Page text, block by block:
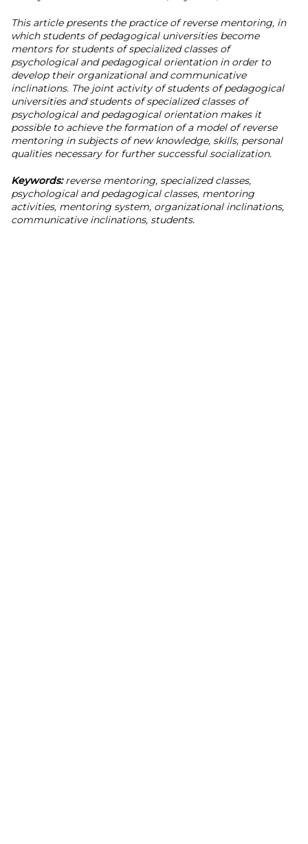
This article presents the practice of reverse mentoring, in
which students of pedagogical universities become
mentors for students of specialized classes of
psychological and pedagogical orientation in order to
develop their organizational and communicative
inclinations. The joint activity of students of pedagogical
universities and students of specialized classes of
psychological and pedagogical orientation makes it
possible to achieve the formation of a model of reverse
mentoring in subjects of new knowledge, skills, personal
qualities necessary for further successful socialization.
Keywords:reverse mentoring, specialized classes,
psychological and pedagogical classes, mentoring
activities, mentoring system, organizational inclinations,
communicative inclinations, students.